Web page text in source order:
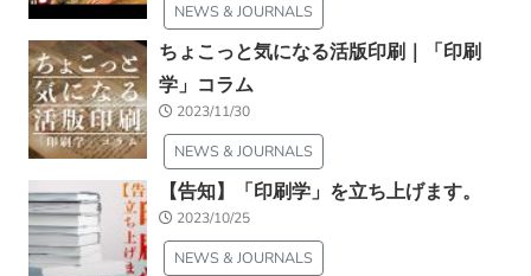
NEWS & JOURNALS
ちょこっと気になる活版印刷｜「印刷
学」コラム
2023/11/30
NEWS & JOURNALS
【告知】「印刷学」を立ち上げます。
2023/10/25
NEWS & JOURNALS